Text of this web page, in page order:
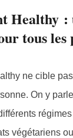
Healthy :
tous les
ne cible
On y
végétariens